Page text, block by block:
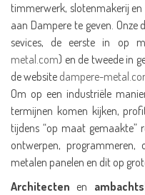
timmerwerk, slotenmakerij
aan Dampere te geven.
sevices, de eerste in op
metal.com) en de tweede in
de website dampere-
Om op een industriële
termijnen komen kijken,
tijdens “op maat gemaakte”
ontwerpen, programmeren,
metalen panelen en dit op
Architecten en